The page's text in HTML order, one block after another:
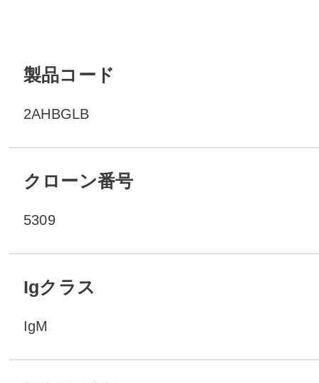
製品コード
2AHBGLB
クローン番号
5309
Igクラス
IgM